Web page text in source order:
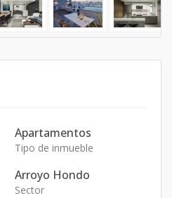
Apartamentos
Tipo de inmueble
Arroyo Hondo
Sector